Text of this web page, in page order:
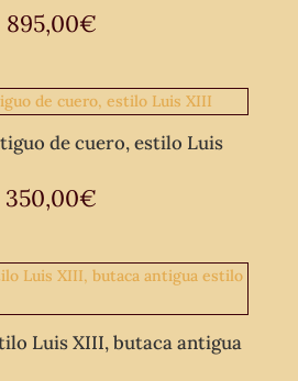
895,00€
de cuero, estilo Luis
350,00€
Luis XIII, butaca antigua